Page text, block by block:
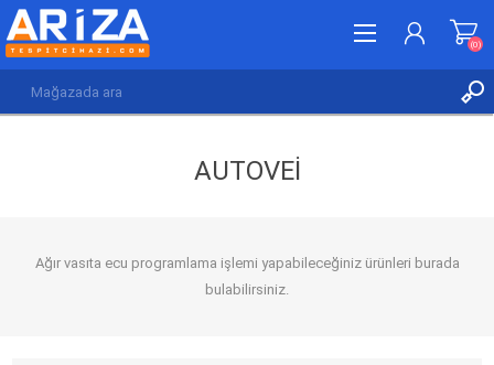
(0)
AUTOVEI
Ağır vasıta ecu programlama işlemi yapabileceğiniz ürünleri burada
bulabilirsiniz.